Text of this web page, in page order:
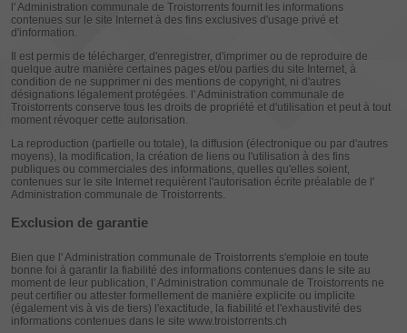
l' Administration communale de Troistorrents fournit les informations
contenues sur le site Internet à des fins exclusives d'usage privé et
d'information.
Il est permis de télécharger, d'enregistrer, d'imprimer ou de reproduire de
quelque autre manière certaines pages et/ou parties du site Internet, à
condition de ne supprimer ni des mentions de copyright, ni d'autres
désignations légalement protégées. l' Administration communale de
Troistorrents conserve tous les droits de propriété et d'utilisation et peut à tout
moment révoquer cette autorisation.
La reproduction (partielle ou totale), la diffusion (électronique ou par d'autres
moyens), la modification, la création de liens ou l'utilisation à des fins
publiques ou commerciales des informations, quelles qu'elles soient,
contenues sur le site Internet requièrent l'autorisation écrite préalable de l'
Administration communale de Troistorrents.
Exclusion de garantie
Bien que l' Administration communale de Troistorrents s'emploie en toute
bonne foi à garantir la fiabilité des informations contenues dans le site au
moment de leur publication, l' Administration communale de Troistorrents ne
peut certifier ou attester formellement de manière explicite ou implicite
(également vis à vis de tiers) l'exactitude, la fiabilité et l'exhaustivité des
informations contenues dans le site www.troistorrents.ch